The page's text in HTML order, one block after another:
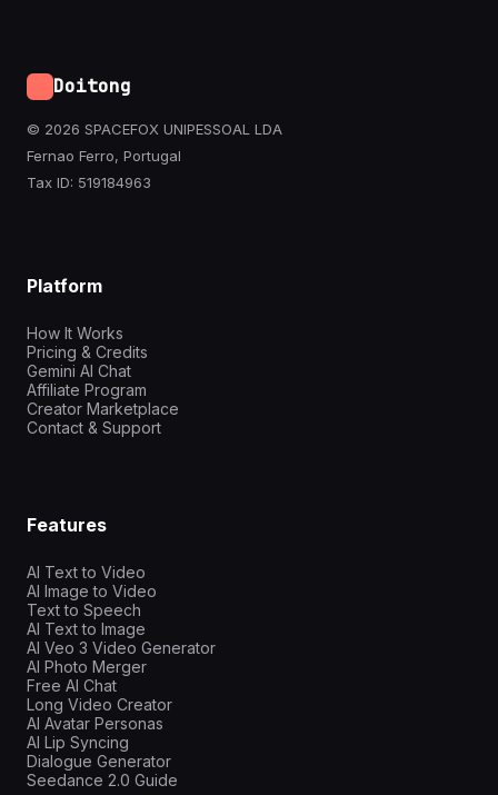
Doitong
© 2026 SPACEFOX UNIPESSOAL LDA
Fernao Ferro, Portugal
Tax ID: 519184963
Platform
How It Works
Pricing & Credits
Gemini AI Chat
Affiliate Program
Creator Marketplace
Contact & Support
Features
AI Text to Video
AI Image to Video
Text to Speech
AI Text to Image
AI Veo 3 Video Generator
AI Photo Merger
Free AI Chat
Long Video Creator
AI Avatar Personas
AI Lip Syncing
Dialogue Generator
Seedance 2.0 Guide